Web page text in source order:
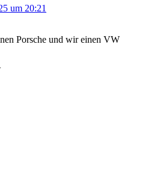
um 20:21
Porsche und wir einen VW